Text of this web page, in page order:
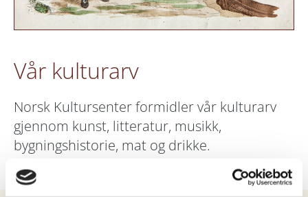
Vår kulturarv
Norsk Kultursenter formidler vår kulturarv
gjennom kunst, litteratur, musikk,
bygningshistorie, mat og drikke.